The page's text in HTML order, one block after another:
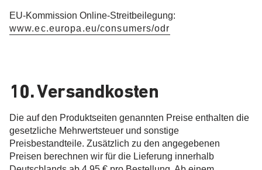
EU-Kommission Online-Streitbeilegung:
www.ec.europa.eu/consumers/odr
10. Versandkosten
Die auf den Produktseiten genannten Preise enthalten die
gesetzliche Mehrwertsteuer und sonstige
Preisbestandteile. Zusätzlich zu den angegebenen
Preisen berechnen wir für die Lieferung innerhalb